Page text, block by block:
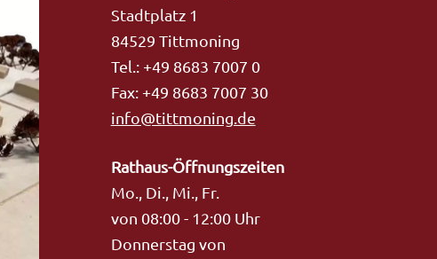
Stadtplatz 1
84529 Tittmoning
Tel.: +49 8683 7007 0
Fax: +49 8683 7007 30
info@tittmoning.de
Rathaus-Öffnungszeiten
Mo., Di., Mi., Fr.
von 08:00 - 12:00 Uhr
Donnerstag von